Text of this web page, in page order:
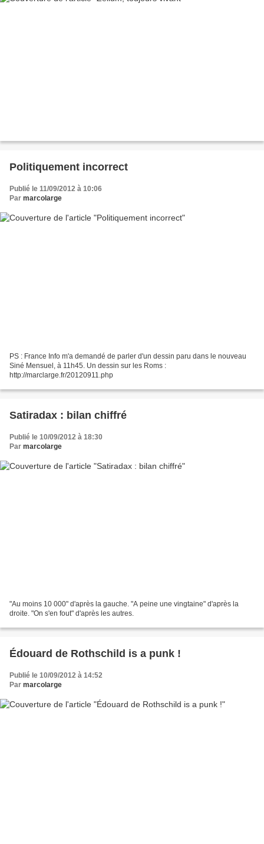
Politiquement incorrect
Publié le 11/09/2012 à 10:06
Par marcolarge
PS : France Info m'a demandé de parler d'un dessin paru dans le nouveau
Siné Mensuel, à 11h45. Un dessin sur les Roms :
http://marclarge.fr/20120911.php
Satiradax : bilan chiffré
Publié le 10/09/2012 à 18:30
Par marcolarge
"Au moins 10 000" d'après la gauche. "A peine une vingtaine" d'après la
droite. "On s'en fout" d'après les autres.
Édouard de Rothschild is a punk !
Publié le 10/09/2012 à 14:52
Par marcolarge